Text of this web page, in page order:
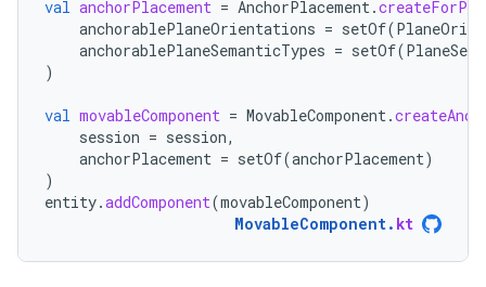
val anchorPlacement = AnchorPlacement.
anchorablePlaneOrientations = setOf(
anchorablePlaneSemanticTypes = setOf(
)
val movableComponent = MovableComponent.
session = session,
anchorPlacement = setOf(anchorPlacement)
)
entity.addComponent(movableComponent)
MovableComponent. kt